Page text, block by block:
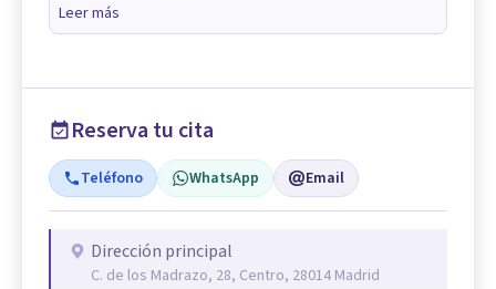
Leer más
Reserva tu cita
Teléfono WhatsApp Email
Dirección principal
C. de los Madrazo, 28, Centro, 28014 Madrid